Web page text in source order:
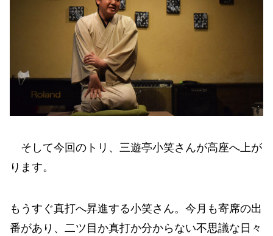
そして今回のトリ、三遊亭小笑さんが高座へ上が
ります。
もうすぐ真打へ昇進する小笑さん。今月も寄席の出
番があり、二ツ目か真打か分からない不思議な日々